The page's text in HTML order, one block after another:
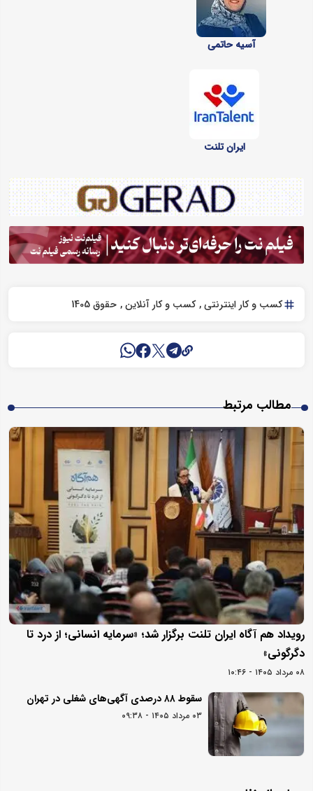
آسیه حاتمی
ایران تلنت
کسب و کار اینترنتی کسب و کار آنلاین حقوق 1405
مطالب مرتبط
رویداد هم آگاه ایران تلنت برگزار شد؛ «سرمایه انسانی؛ از درد تا
دگرگونی»
۰۸ مرداد ۱۴۰۵ - ۱۰:۴۶
سقوط ۸۸ درصدی آگهی‌های شغلی در تهران
۰۳ مرداد ۱۴۰۵ - ۰۹:۳۸